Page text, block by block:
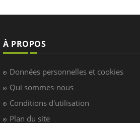
À PROPOS
Données personnelles et cookies
Qui sommes-nous
Conditions d'utilisation
Plan du site